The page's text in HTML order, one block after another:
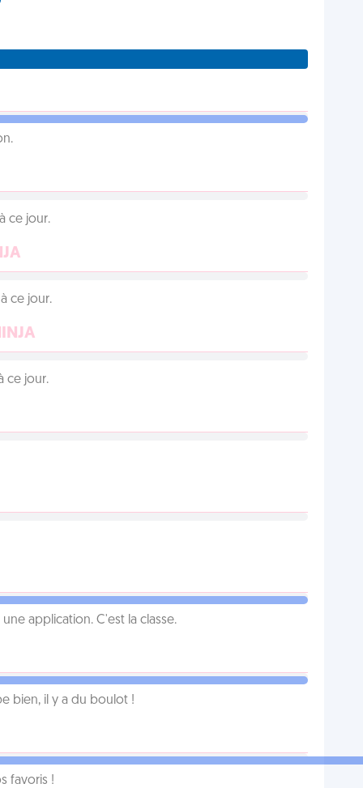
ce jour.
ce jour.
ce jour.
application. C'est la classe.
bien, il y a du boulot !
favoris !